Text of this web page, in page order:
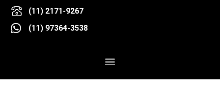
(11) 2171-9267
(11) 97364-3538